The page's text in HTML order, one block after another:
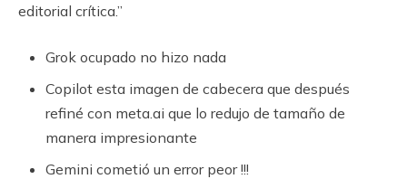
editorial crítica.”
Grok ocupado no hizo nada
Copilot esta imagen de cabecera que después
refiné con meta.ai que lo redujo de tamaño de
manera impresionante
Gemini cometió un error peor !!!